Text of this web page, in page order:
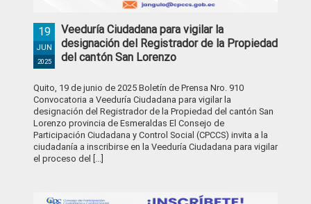
Veeduría Ciudadana para vigilar la
designación del Registrador de la Propiedad
del cantón San Lorenzo
19
JUN
2025
Quito, 19 de junio de 2025 Boletín de Prensa Nro. 910
Convocatoria a Veeduría Ciudadana para vigilar la
designación del Registrador de la Propiedad del cantón San
Lorenzo provincia de Esmeraldas El Consejo de
Participación Ciudadana y Control Social (CPCCS) invita a la
ciudadanía a inscribirse en la Veeduría Ciudadana para vigilar
el proceso del [...]